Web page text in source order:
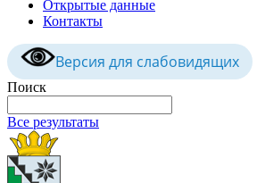
Открытые данные
Контакты
Версия для слабовидящих
Поиск
Все результаты